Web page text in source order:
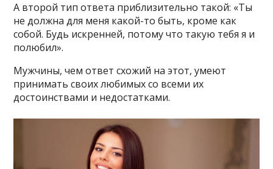
А второй тип ответа приблизительно такой: «Ты
не должна для меня какой-то быть, кроме как
собой. Будь искренней, потому что такую тебя я и
полюбил».
Мужчины, чем ответ схожий на этот, умеют
принимать своих любимых со всеми их
достоинствами и недостатками.